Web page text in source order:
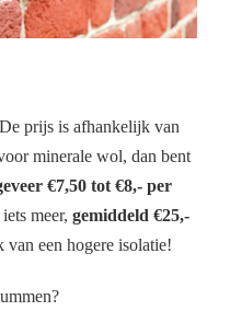
prijs is afhankelijk van
minerale wol, dan bent
€7,50 tot €8,- per
meer, gemiddeld €25,-
van een hogere isolatie!